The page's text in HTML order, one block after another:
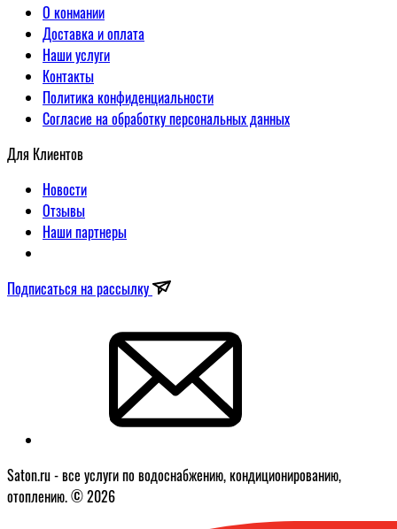
О конмании
Доставка и оплата
Наши услуги
Контакты
Политика конфиденциальности
Согласие на обработку персональных данных
Для Клиентов
Новости
Отзывы
Наши партнеры
Подписаться на рассылку
Saton.ru - все услуги по водоснабжению, кондиционированию,
отоплению. © 2026